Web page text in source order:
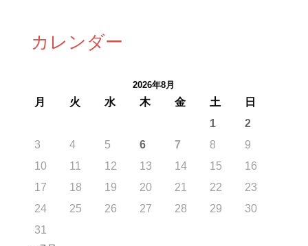
カレンダー
2026年8月
月 火 水 木 金 土
日
1
2
3
4 5 6 7 8
9
10
11 12 13 14 15
16
17
18 19 20 21 22
23
24
25 26 27 28 29
30
31